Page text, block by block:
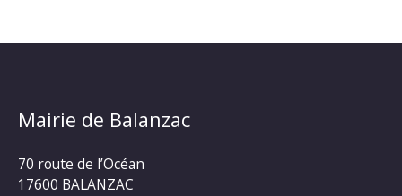
Mairie de Balanzac
70 route de l’Océan
17600 BALANZAC